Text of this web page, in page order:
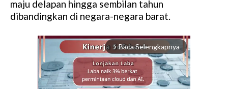
maju delapan hingga sembilan tahun
dibandingkan di negara-negara barat.
arrow_forward_ios Baca Selengkapnya